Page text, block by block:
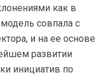
как в
модель совпала с
и на ее основе
развитии
инициатив по